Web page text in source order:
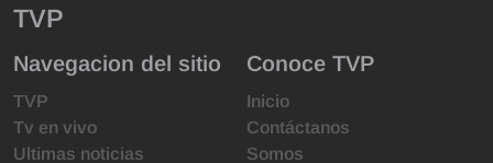
TVP
Navegacion del sitio
TVP
Tv en vivo
Ultimas noticias
Conoce TVP
Inicio
Contáctanos
Somos